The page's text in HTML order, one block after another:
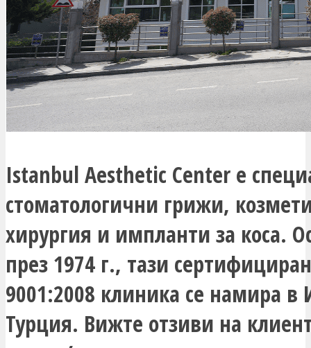
Istanbul Aesthetic Center е
стоматологични грижи,
хирургия и импланти за коса.
през 1974 г., тази
9001:2008 клиника се намира в
Турция. Вижте отзиви на